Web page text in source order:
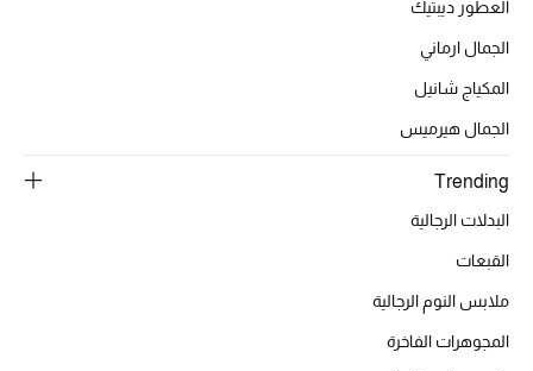
الموسم الجديد
الحقائب النسائية
حقائب رجالية
حقائب الأطفال
العطور ديبتيك
الجمال ارماني
المكياج شانيل
الجمال هيرميس
Trending
البدلات الرجالية
القبعات
ملابس النوم الرجالية
المجوهرات الفاخرة